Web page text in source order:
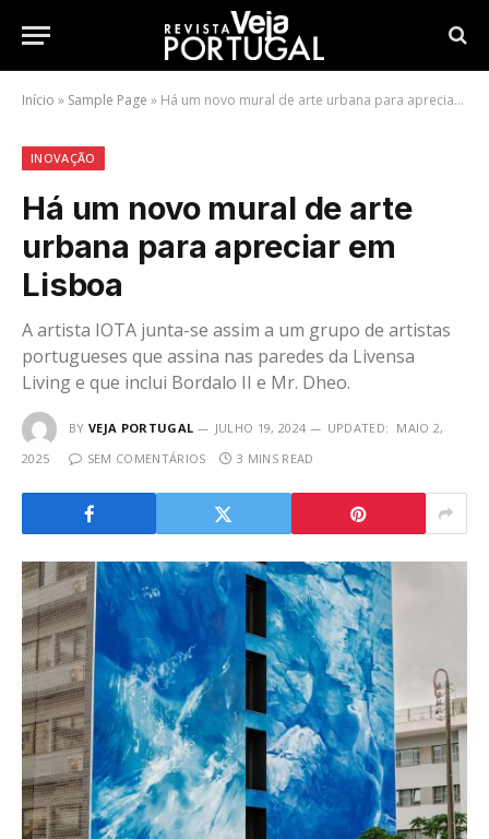
Início » Sample Page » Há um novo mural de arte urbana para apreciar em Lisboa
INOVAÇÃO
Há um novo mural de arte
urbana para apreciar em
Lisboa
A artista IOTA junta-se assim a um grupo de artistas
portugueses que assina nas paredes da Livensa
Living e que inclui Bordalo II e Mr. Dheo.
BY VEJA PORTUGAL JULHO 19, 2024 UPDATED: MAIO 2,
2025
SEM COMENTÁRIOS 3 MINS READ